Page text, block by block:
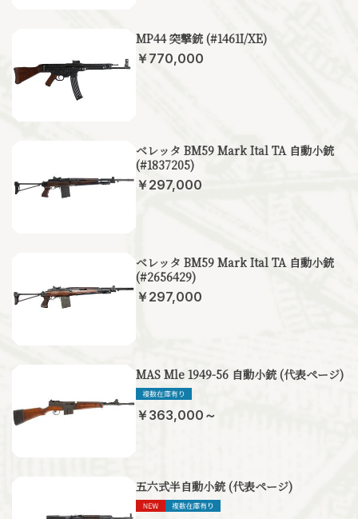
MP44 突撃銃 (#1461I/XE)
￥770,000
ベレッタ BM59 Mark Ital TA 自動小銃
(#1837205)
￥297,000
ベレッタ BM59 Mark Ital TA 自動小銃
(#2656429)
￥297,000
MAS Mle 1949-56 自動小銃 (代表ページ)
￥363,000～
五六式半自動小銃 (代表ページ)